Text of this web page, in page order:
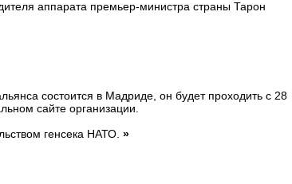
аппарата премьер-министра страны Тарон
состоится в Мадриде, он будет проходить с 28
сайте организации.
генсека НАТО. »